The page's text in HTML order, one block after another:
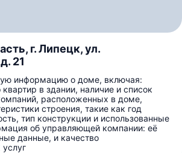
г. Липецк, ул.
21
информацию о доме, включая:
в здании, наличие и список
расположенных в доме,
строения, такие как год
тип конструкции и использованные
об управляющей компании: её
данные, и качество